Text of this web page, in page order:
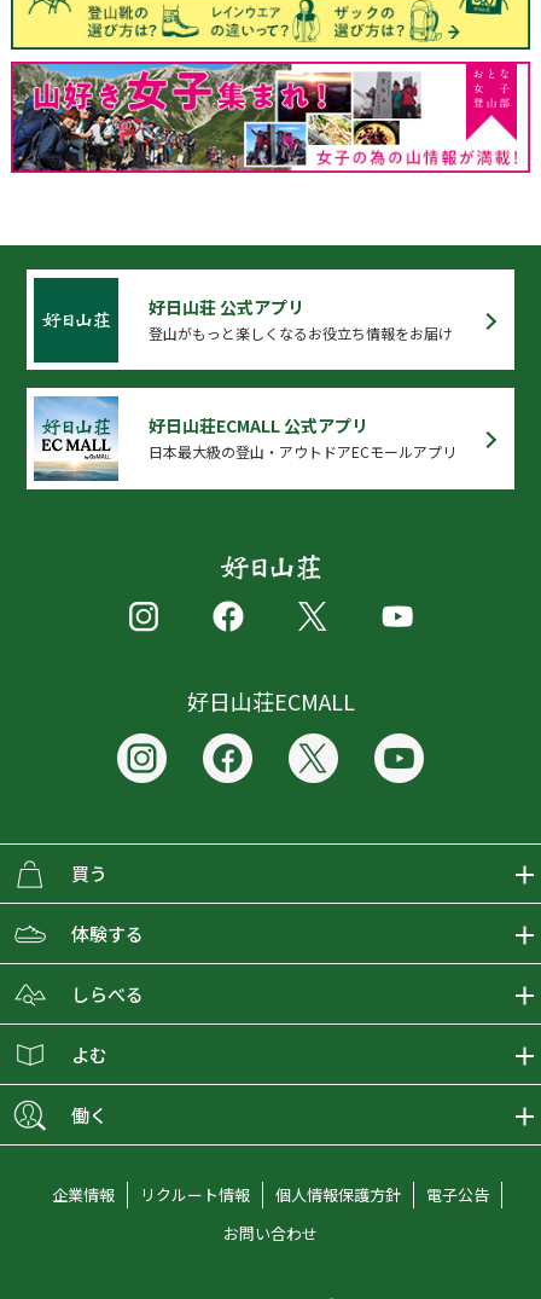
好日山荘 公式アプリ
登山がもっと楽しくなるお役立ち情報をお届け
好日山荘ECMALL 公式アプリ
日本最大級の登山・アウトドアECモールアプリ
好日山荘ECMALL
買う
ECMALLの商品をさがす
取り扱いブランド一覧
ショップブログ
会員募集
体験する
おとな女子登山部
グラビティリサーチ
しらべる
登山レポート
オンラインコンシェルジュ
よむ
好日山荘マガジン
働く
企業情報 リクルート情報 個人情報保護方針
電子公告
お問い合わせ